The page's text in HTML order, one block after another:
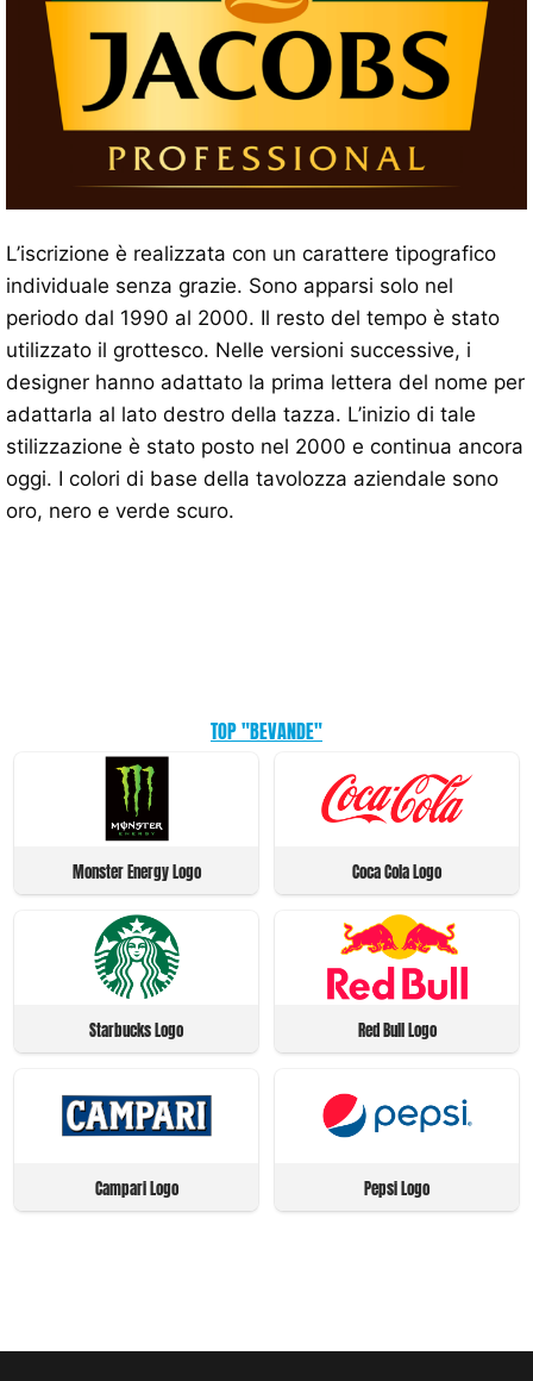
L’iscrizione è realizzata con un carattere tipografico
individuale senza grazie. Sono apparsi solo nel
periodo dal 1990 al 2000. Il resto del tempo è stato
utilizzato il grottesco. Nelle versioni successive, i
designer hanno adattato la prima lettera del nome per
adattarla al lato destro della tazza. L’inizio di tale
stilizzazione è stato posto nel 2000 e continua ancora
oggi. I colori di base della tavolozza aziendale sono
oro, nero e verde scuro.
TOP "BEVANDE"
Monster Energy Logo Coca Cola Logo
Starbucks Logo Red Bull Logo
Campari Logo Pepsi Logo